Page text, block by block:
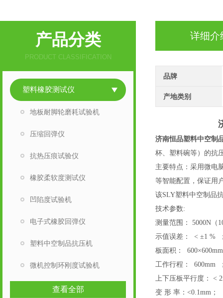
详细介
品牌
产地类别
济南恒品塑料中空制
杯、塑料碗等）的抗
主要特点：采用微电
等智能配置，保证用
该SLY塑料中空制品
技术参数:
测量范围： 5000N（
示值误差： < ±1 %
板面积：
工作行程： 600mm
上下压板平行度： <
变 形 率：<0.1mm；
产品分类
PRODUCT CLASSIFICATION
塑料橡胶测试仪
地板耐脚轮磨耗试验机
压缩回弹仪
抗热压痕试验仪
橡胶柔软度测试仪
凹陷度试验机
电子式橡胶回弹仪
塑料中空制品抗压机
微机控制环刚度试验机
查看全部